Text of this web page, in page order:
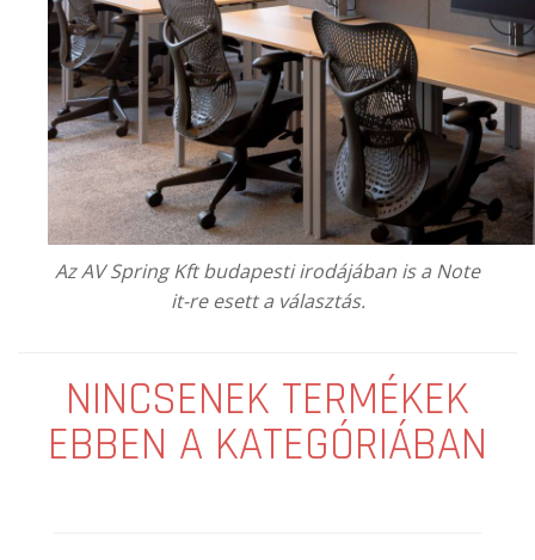
AzAV Spring Kftbudapesti irodájában is a Note
it-re esett a választás.
NINCSENEK TERMÉKEK
EBBEN A KATEGÓRIÁBAN